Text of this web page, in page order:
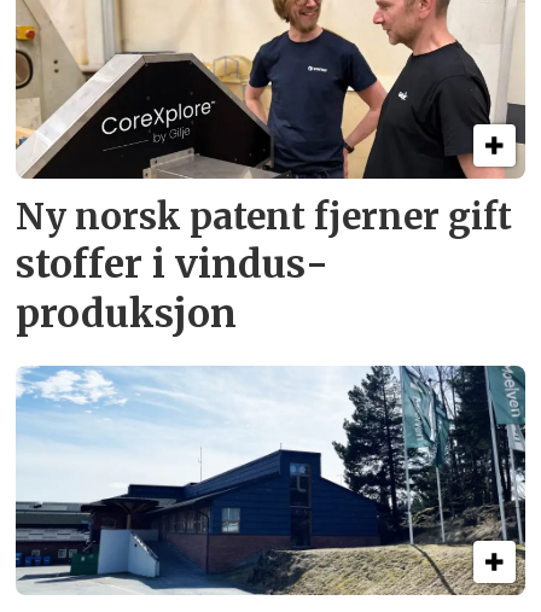
Ny norsk patent fjerner gift­
stoffer i vindus­
produksjon